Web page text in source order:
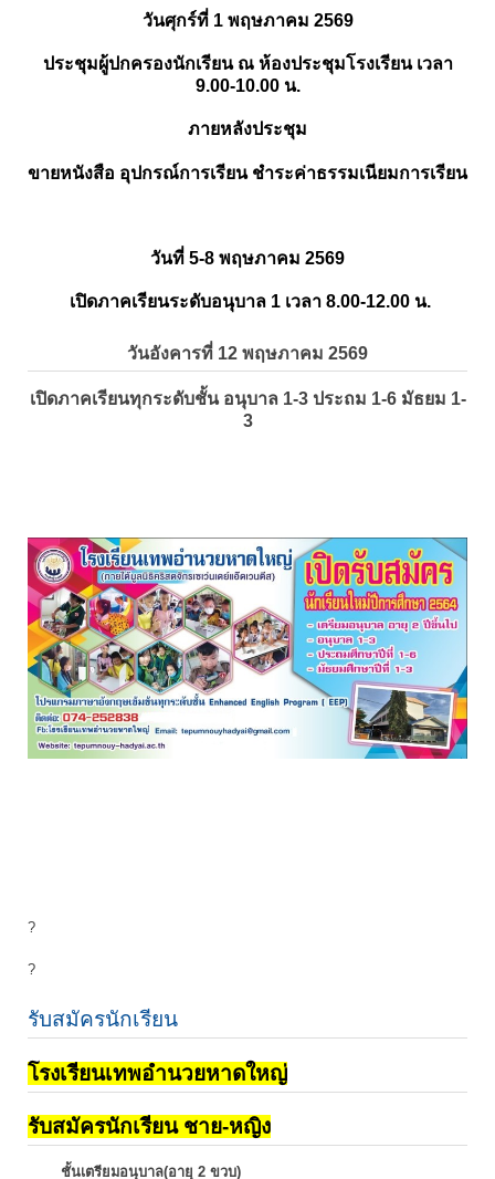
วันศุกร์ที่ 1 พฤษภาคม 2569
ประชุมผู้ปกครองนักเรียน ณ ห้องประชุมโรงเรียน เวลา
9.00-10.00 น.
ภายหลังประชุม
ขายหนังสือ อุปกรณ์การเรียน ชำระค่าธรรมเนียมการเรียน
วันที่ 5-8 พฤษภาคม 2569
เปิดภาคเรียนระดับอนุบาล 1 เวลา 8.00-12.00 น.
วันอังคารที่ 12 พฤษภาคม 2569
เปิดภาคเรียนทุกระดับชั้น อนุบาล 1-3 ประถม 1-6 มัธยม 1-
3
?
?
รับสมัครนักเรียน
โรงเรียนเทพอำนวยหาดใหญ่
รับสมัครนักเรียน ชาย-หญิง
ชั้นเตรียมอนุบาล(อายุ 2 ขวบ)